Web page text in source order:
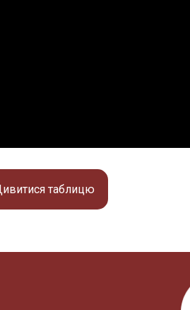
таблицю